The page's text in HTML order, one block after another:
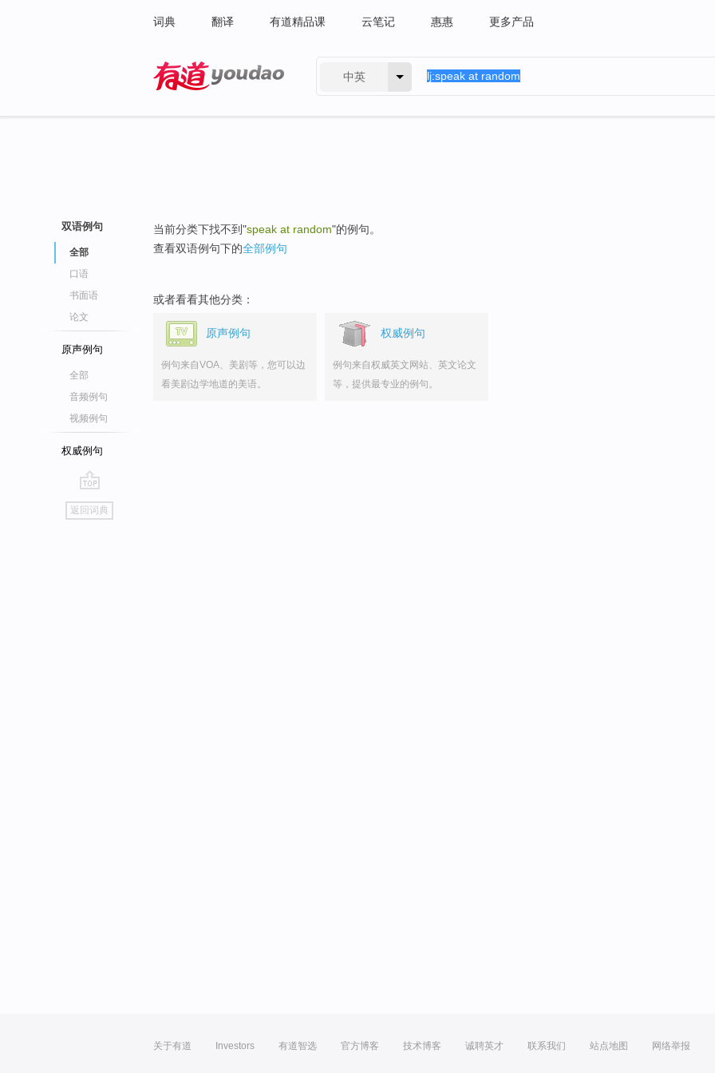
词典 翻译 有道精品课 云笔记 惠惠 更多产品
中英
双语例句
全部
口语
书面语
论文
原声例句
全部
音频例句
视频例句
权威例句
go
top
返回词典
当前分类下找不到"speak at random"的例句。
查看双语例句下的全部例句
或者看看其他分类：
原声例句
例句来自VOA、美剧等，您可以边
看美剧边学地道的美语。
权威例句
例句来自权威英文网站、英文论文
等，提供最专业的例句。
关于有道 Investors 有道智选 官方博客 技术博客 诚聘英才 联系我们 站点地图 网络举报